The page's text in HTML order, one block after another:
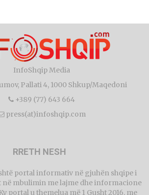
InfoShqip Media
Pallati 4, 1000 Shkup/Maqedoni
+389 (77) 643 664
press(at)infoshqip.com
RRETH NESH
portal informativ në gjuhën shqipe i
mbulimin me lajme dhe informacione
portal u themelua më 1 Gusht 2016, me